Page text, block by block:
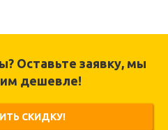
Оставьте заявку, мы
дешевле!
СКИДКУ!